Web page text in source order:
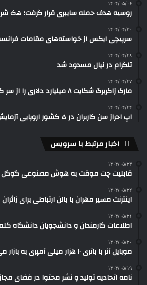
۱۴۰۴/۰۵/۰۶
روسیه هدف حمله سایبری قرار گرفت؛ هک
۱۴۰۴/۰۴/۳۰
سرپیچی ایکس از خواسته‌های مقامات
۱۴۰۴/۰۴/۲۸
تلگرام در نپال مسدود شد
۱۴۰۴/۰۴/۲۷
مارک زاکربرگ شکایت ۸ میلیارد دلاری را از سر گذراند
۱۴۰۴/۰۴/۲۴
اپ احراز سن کاربران در ۵ کشور اروپایی آزمایش می‌شود
اخبار مرتبط با سرویس
۱۴۰۴/۰۵/۲۳
قابلیت چت موقت به هوش مصنوعی گوگل
۱۴۰۴/۰۵/۲۲
اینترنت مسیر مهران با بالن ارتباطی برای
۱۴۰۴/۰۵/۲۱
اطلاعات کارمندان و دانشجویان دانشگاه
۱۴۰۴/۰۵/۲۰
موبایل آنر با باتری ۱۰ هزار میلی آمپری به بازار می آید
۱۴۰۴/۰۵/۱۹
نامه اتحادیه تولید و نشر محتوا در فضای